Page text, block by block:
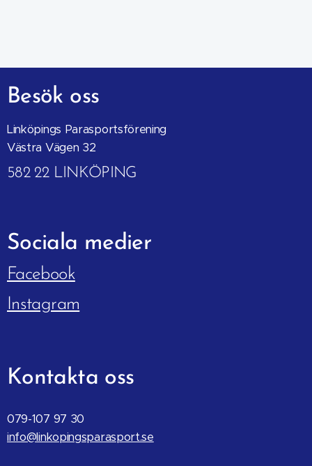
Besök oss
Linköpings Parasportsförening
Västra Vägen 32
582 22 LINKÖPING
Sociala medier
Facebook
Instagram
Kontakta oss
079-107 97 30
info@linkopingsparasport.se